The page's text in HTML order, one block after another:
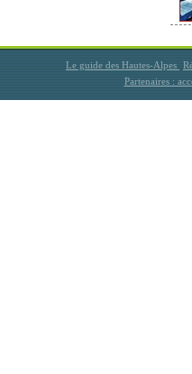
Le guide des Hautes-Alpes
Partenaires :